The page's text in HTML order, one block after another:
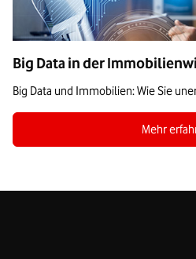
Big Data in der
Big Data und Immobilien: Wie Sie
Zum
Mehr